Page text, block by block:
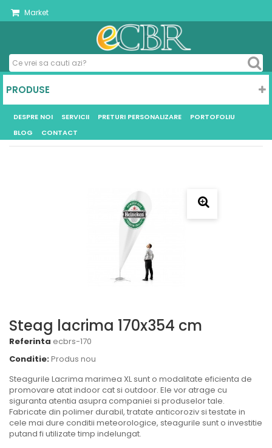
Market
PRODUSE
DESPRE NOI SERVICII PRETURI PERSONALIZARE
PORTOFOLIU
BLOG
CONTACT
Steag lacrima 170x354 cm
Referinta ecbrs-170
Conditie:Produs nou
Steagurile Lacrima marimea XL sunt o modalitate eficienta de
promovare atat indoor cat si outdoor. Ele vor atrage cu
siguranta atentia asupra companiei si produselor tale.
Fabricate din polimer durabil, tratate anticoroziv si testate in
cele mai dure conditii meteorologice, steagurile sunt o investitie
putand fi utilizate timp indelungat.